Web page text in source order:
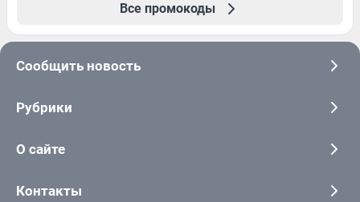
Все промокоды
Сообщить новость
Рубрики
О сайте
Контакты